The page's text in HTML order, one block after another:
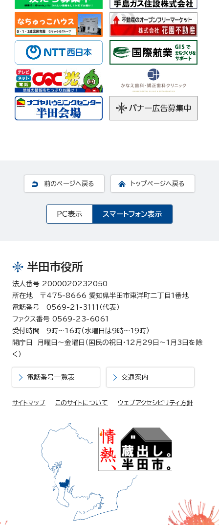
前のページへ戻る トップページへ戻る
PC表示 スマートフォン表示
半田市役所
法人番号 2000020232050
所在地 〒475-8666 愛知県半田市東洋町二丁目1番地
電話番号 0569-21-3111（代表）
ファクス番号 0569-23-6061
受付時間 9時～16時（水曜日は9時～19時）
開庁日 月曜日～金曜日（国民の祝日・12月29日～1月3日を除
く）
電話番号一覧表 交通案内
サイトマップ このサイトについて ウェブアクセシビリティ方針